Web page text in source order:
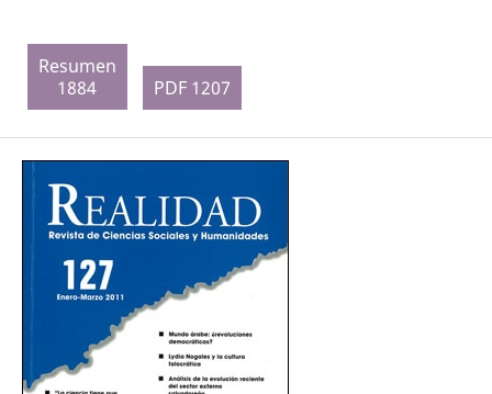
Resumen
1884
PDF 1207